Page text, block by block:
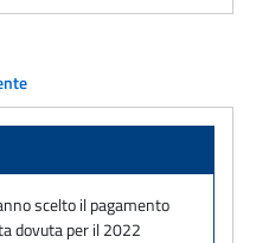
scelto il pagamento
dovuta per il 2022